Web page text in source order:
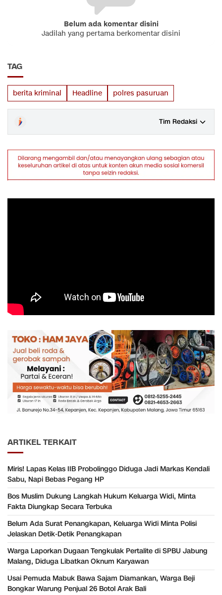
Belum ada komentar disini
Jadilah yang pertama berkomentar disini
TAG
berita kriminal Headline polres pasuruan
Tim Redaksi
ARTIKEL TERKAIT
Miris! Lapas Kelas IIB Probolinggo Diduga Jadi Markas Kendali
Sabu, Napi Bebas Pegang HP
Bos Muslim Dukung Langkah Hukum Keluarga Widi, Minta
Fakta Diungkap Secara Terbuka
Belum Ada Surat Penangkapan, Keluarga Widi Minta Polisi
Jelaskan Detik-Detik Penangkapan
Warga Laporkan Dugaan Tengkulak Pertalite di SPBU Jabung
Malang, Diduga Libatkan Oknum Karyawan
Usai Pemuda Mabuk Bawa Sajam Diamankan, Warga Beji
Bongkar Warung Penjual 26 Botol Arak Bali